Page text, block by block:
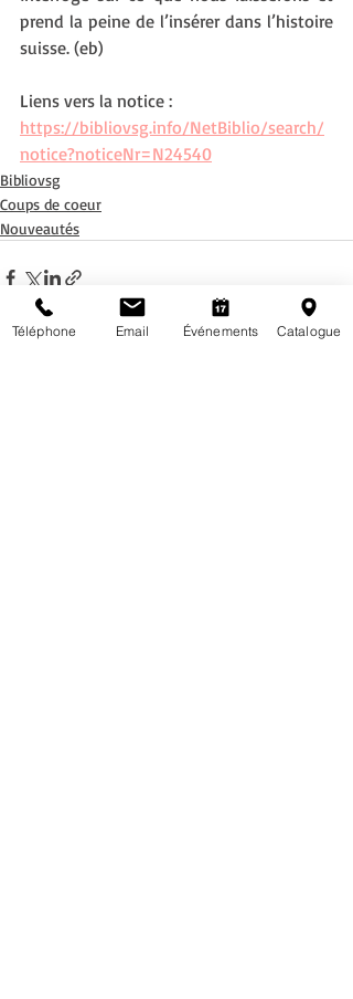
prend la peine de l’insérer dans l’histoire
suisse. (eb)
Liens vers la notice :
https://bibliovsg.info/NetBiblio/search/
notice?noticeNr=N24540
Bibliovsg
Coups de coeur
Nouveautés
Téléphone Email Événements Catalogue